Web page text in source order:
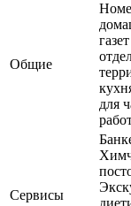
Общие
для
Сервисы